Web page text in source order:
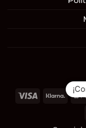
Visa